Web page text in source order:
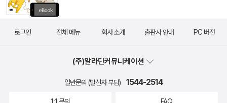
로그인 전체 메뉴 회사 소개 출판사 안내 PC 버전
(주)알라딘커뮤니케이션
일반문의 (발신자 부담) 1544-2514